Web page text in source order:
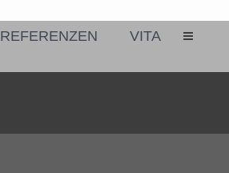
REFERENZEN VITA